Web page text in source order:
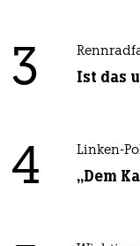
3 Ist das
4 Linken-
„Dem